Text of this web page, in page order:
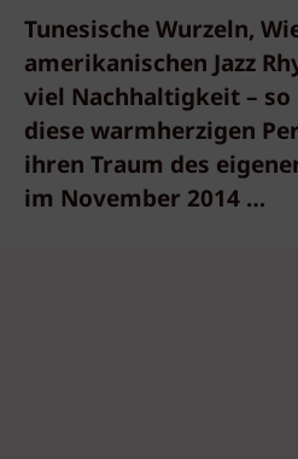
Tunesische Wurzeln,
amerikanischen Jazz
viel Nachhaltigkeit –
diese warmherzigen
ihren Traum des
im November 2014 …